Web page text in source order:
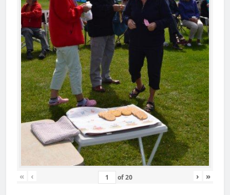
« ‹ of20 › »